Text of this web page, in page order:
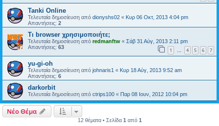
Tanki Online
Τελευταία δημοσίευση από dionyshs02 « Κυρ 06 Οκτ, 2013 4:04 pm
Απαντήσεις: 2
Τι browser χρησιμοποιήτε;
Τελευταία δημοσίευση από redmanftw « Σάβ 31 Αύγ, 2013 2:11 pm
Απαντήσεις: 63 1 … 4 5 6 7
yu-gi-oh
Τελευταία δημοσίευση από johnaris1 « Κυρ 18 Αύγ, 2013 9:52 am
Απαντήσεις: 6
darkorbit
Τελευταία δημοσίευση από ctrips100 « Παρ 08 Ιουν, 2012 10:04 pm
Νέο Θέμα
12 θέματα • Σελίδα 1 από 1